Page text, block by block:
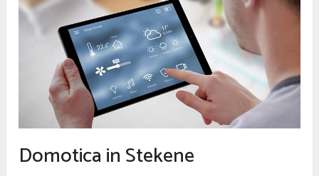
Domotica in Stekene